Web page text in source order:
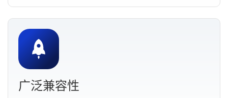
广泛兼容性